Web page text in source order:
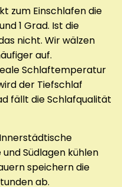
zum Einschlafen die
1 Grad. Ist die
nicht. Wir wälzen
auf.
Schlaftemperatur
der Tiefschlaf
fällt die Schlafqualität
Südlagen kühlen
speichern die
ab.